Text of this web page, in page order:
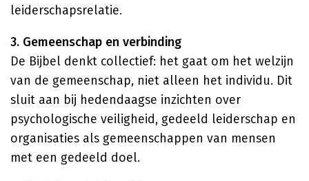
leiderschapsrelatie.
3. Gemeenschap en verbinding
De Bijbel denkt collectief: het gaat om het welzijn
van de gemeenschap, niet alleen het individu. Dit
sluit aan bij hedendaagse inzichten over
psychologische veiligheid, gedeeld leiderschap en
organisaties als gemeenschappen van mensen
met een gedeeld doel.